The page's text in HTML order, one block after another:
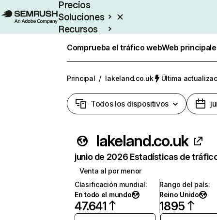
Precios
Soluciones
Recursos
Comprueba el tráfico webWeb
Principal / lakeland.co.uk Última
Todos los dispositivos
lakeland.co.uk
junio de 2026 Estadísticas de
Venta al por menor
Clasificación mundial:
En todo el mundo
47.641
Rango del país:
Reino Unido
1895